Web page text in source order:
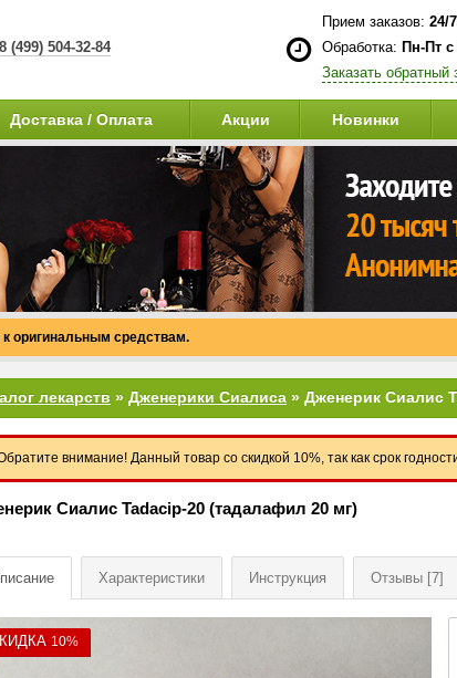
8 (499) 504-32-84
Прием заказов: 24/
Обработка: Пн-Пт
Заказать обратный
Доставка / Оплата Акции Новинки
оригинальным средствам.
лекарств » Дженерики Сиалиса » Дженерик Сиалис
внимание! Данный товар со скидкой 10%, так как срок
Сиалис Tadacip-20 (тадалафил 20 мг)
Характеристики Инструкция Отзывы [7]
10%